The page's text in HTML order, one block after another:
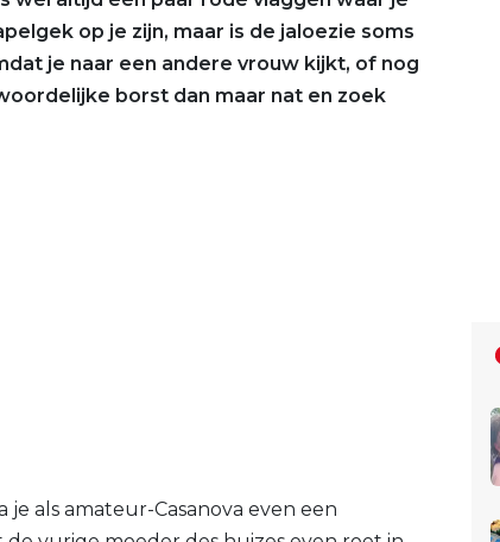
op je zijn, maar is de jaloezie soms
je naar een andere vrouw kijkt, of nog
borst dan maar nat en zoek
als amateur-Casanova even een